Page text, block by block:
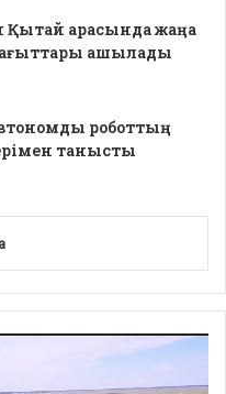
Қытай арасында жаңа
ашылады
роботтың
танысты